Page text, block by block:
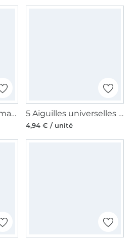
5 Aiguilles à broder machine à coudre Organ, 130/705 H-E, 75 5 Aiguilles universelles machine à coudre Organ Needles 130/705 H, 100
4,94 € / unité